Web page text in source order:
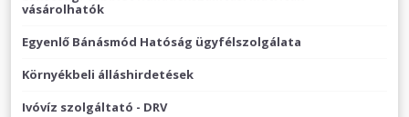
vásárolhatók
Egyenlő Bánásmód Hatóság ügyfélszolgálata
Környékbeli álláshirdetések
Ivóvíz szolgáltató - DRV